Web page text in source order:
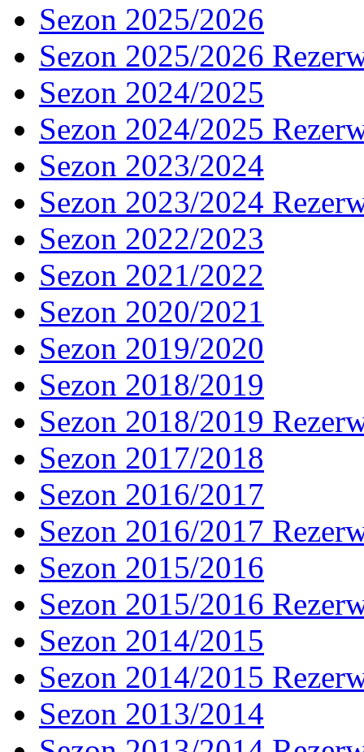
Sezon 2025/2026
Sezon 2025/2026
Sezon 2024/2025
Sezon 2024/2025
Sezon 2023/2024
Sezon 2023/2024
Sezon 2022/2023
Sezon 2021/2022
Sezon 2020/2021
Sezon 2019/2020
Sezon 2018/2019
Sezon 2018/2019
Sezon 2017/2018
Sezon 2016/2017
Sezon 2016/2017
Sezon 2015/2016
Sezon 2015/2016
Sezon 2014/2015
Sezon 2014/2015
Sezon 2013/2014